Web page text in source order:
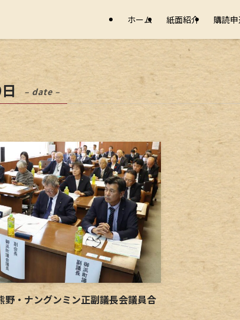
ホーム 紙面紹介 購読
– date –
・ナングンミン正副議長会議員合